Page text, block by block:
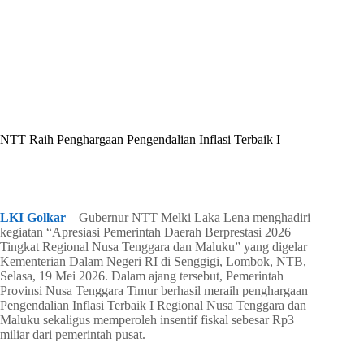
NTT Raih Penghargaan Pengendalian Inflasi Terbaik I
LKI Golkar – Gubernur NTT Melki Laka Lena menghadiri
kegiatan “Apresiasi Pemerintah Daerah Berprestasi 2026
Tingkat Regional Nusa Tenggara dan Maluku” yang digelar
Kementerian Dalam Negeri RI di Senggigi, Lombok, NTB,
Selasa, 19 Mei 2026. Dalam ajang tersebut, Pemerintah
Provinsi Nusa Tenggara Timur berhasil meraih penghargaan
Pengendalian Inflasi Terbaik I Regional Nusa Tenggara dan
Maluku sekaligus memperoleh insentif fiskal sebesar Rp3
miliar dari pemerintah pusat.